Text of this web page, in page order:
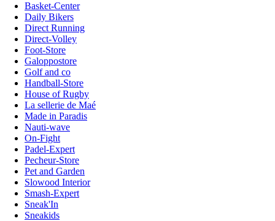
Basket-Center
Daily Bikers
Direct Running
Direct-Volley
Foot-Store
Galoppostore
Golf and co
Handball-Store
House of Rugby
La sellerie de Maé
Made in Paradis
Nauti-wave
On-Fight
Padel-Expert
Pecheur-Store
Pet and Garden
Slowood Interior
Smash-Expert
Sneak'In
Sneakids